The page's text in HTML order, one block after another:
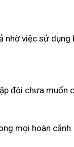
nhờ việc sử
đôi chưa muốn
mọi hoàn cảnh.